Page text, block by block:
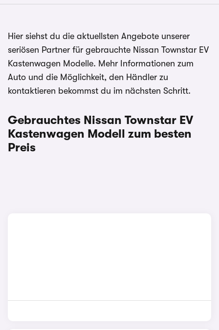
Hier siehst du die aktuellsten Angebote unserer
seriösen Partner für gebrauchte Nissan Townstar EV
Kastenwagen Modelle. Mehr Informationen zum
Auto und die Möglichkeit, den Händler zu
kontaktieren bekommst du im nächsten Schritt.
Gebrauchtes Nissan Townstar EV
Kastenwagen Modell zum besten
Preis